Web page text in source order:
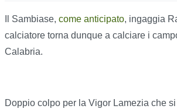
Il Sambiase, come anticipato, ingaggia
calciatore torna dunque a calciare i
Calabria.
Doppio colpo per la Vigor Lamezia che